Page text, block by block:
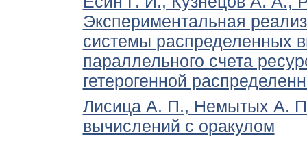
Экспериментальная
системы распределенных
параллельного счета
гетерогенной
Лисица А. П., Немытых А.
вычислений с оракулом